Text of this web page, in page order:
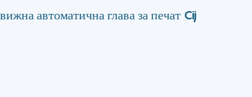
автоматична глава за печат Cij